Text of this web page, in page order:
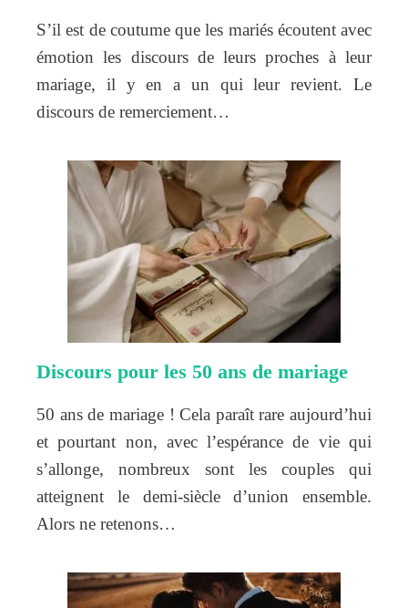
S’il est de coutume que les mariés écoutent avec
émotion les discours de leurs proches à leur
mariage, il y en a un qui leur revient. Le
discours de remerciement…
Discours pour les 50 ans de mariage
50 ans de mariage ! Cela paraît rare aujourd’hui
et pourtant non, avec l’espérance de vie qui
s’allonge, nombreux sont les couples qui
atteignent le demi-siècle d’union ensemble.
Alors ne retenons…